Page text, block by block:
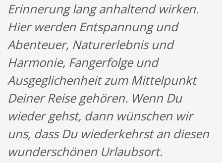
Erinnerung lang anhaltend wirken.
Hier werden Entspannung und
Abenteuer, Naturerlebnis und
Harmonie, Fangerfolge und
Ausgeglichenheit zum Mittelpunkt
Deiner Reise gehören. Wenn Du
wieder gehst, dann wünschen wir
uns, dass Du wiederkehrst an diesen
wunderschönen Urlaubsort.